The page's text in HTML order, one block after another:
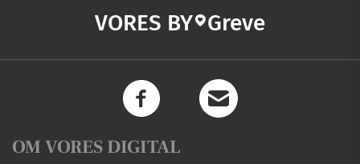
VORES BY Greve
OM VORES DIGITAL